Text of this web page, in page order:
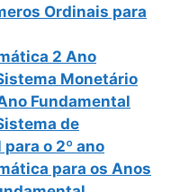
Ordinais para
2 Ano
Monetário
Fundamental
de
o 2º ano
para os Anos